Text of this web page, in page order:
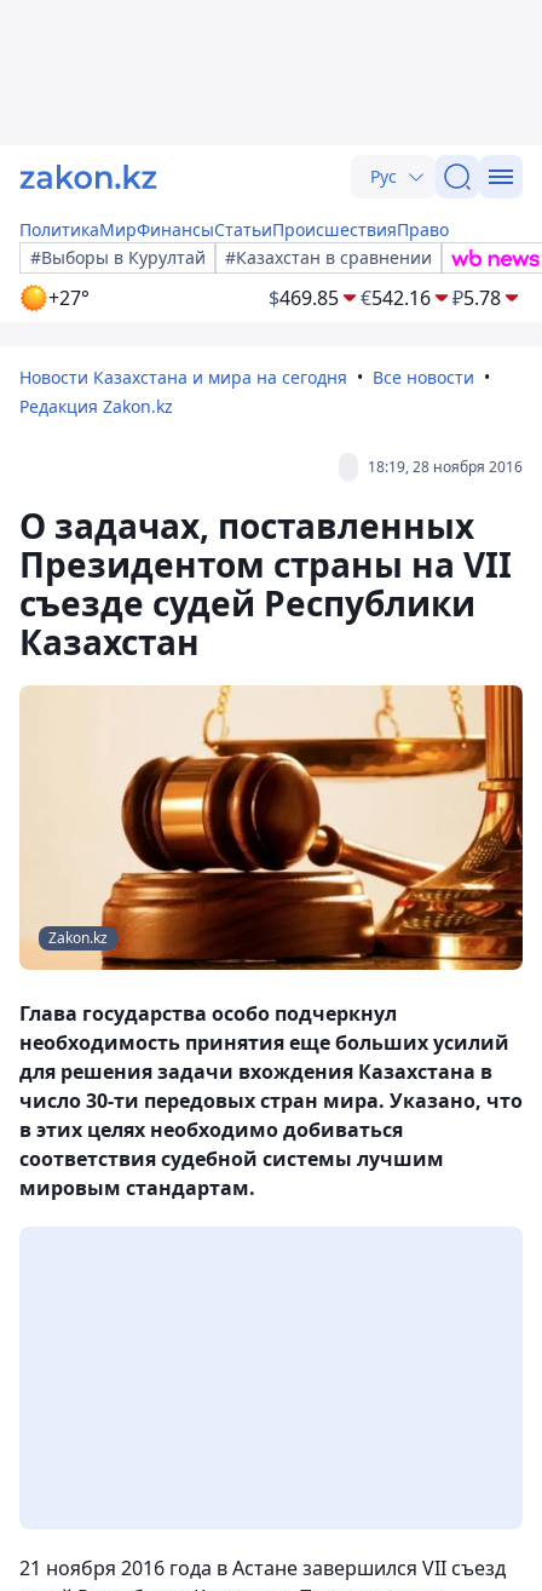
Рус
ПолитикаМирФинансыСтатьиПроисшествияПраво
#Выборы в Курултай
#Казахстан в сравнении
+27° $469.85 €542.16 ₽5.78
Новости Казахстана и мира на сегодня
Все новости
Редакция Zakon.kz
18:19, 28 ноября 2016
О задачах, поставленных
Президентом страны на VII
съезде судей Республики
Казахстан
Zakon.kz
Глава государства особо подчеркнул
необходимость принятия еще больших усилий
для решения задачи вхождения Казахстана в
число 30-ти передовых стран мира. Указано, что
в этих целях необходимо добиваться
соответствия судебной системы лучшим
мировым стандартам.
21 ноября 2016 года в Астане завершился VII съезд